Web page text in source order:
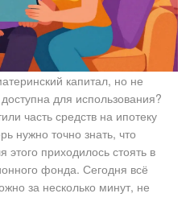
капитал, но не
для использования?
часть средств на ипотеку
нужно точно знать, что
приходилось стоять в
фонда. Сегодня всё
за несколько минут, не